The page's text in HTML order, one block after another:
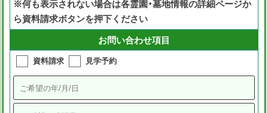
※何も表示されない場合は各霊園・墓地情報の詳細ページか
ら資料請求ボタンを押下ください
お問い合わせ項目
資料請求 見学予約